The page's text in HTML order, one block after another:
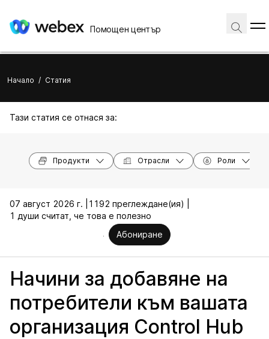
Помощен център
Начало / Статия
Тази статия се отнася за:
Продукти Отрасли Роли
07 август 2026 г. |
1192 преглеждане(ия) |
1 души считат, че това е полезно
Абониране
Начини за добавяне на
потребители към вашата
организация Control Hub